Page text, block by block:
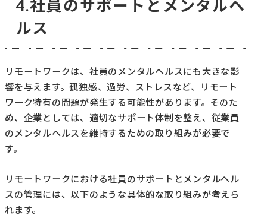
4.社員のサポートとメンタルヘ
ルス
リモートワークは、社員のメンタルヘルスにも大きな影
響を与えます。孤独感、過労、ストレスなど、リモート
ワーク特有の問題が発生する可能性があります。そのた
め、企業としては、適切なサポート体制を整え、従業員
のメンタルヘルスを維持するための取り組みが必要で
す。
リモートワークにおける社員のサポートとメンタルヘル
スの管理には、以下のような具体的な取り組みが考えら
れます。